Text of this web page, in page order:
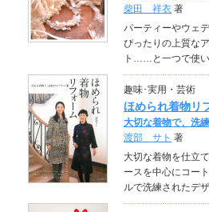
柴田 祥衣 著
パーティーやウェ
ぴったりの上質な
ト……と一つで使い
趣味･実用・芸術
ほめられ着物リ
大切な着物で、洗
渡部 サト 著
大切な着物を仕立
ースを中心にコー
ルで洗練されたデ